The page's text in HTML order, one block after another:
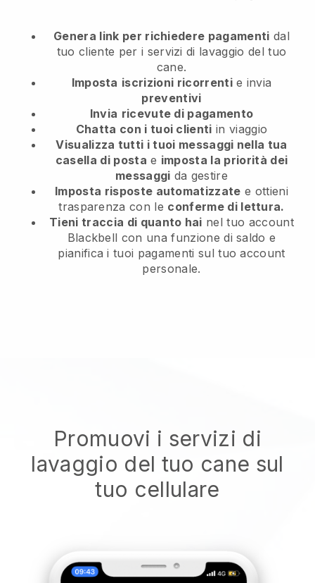
Genera link per richiedere pagamenti dal
tuo cliente per i servizi di lavaggio del tuo
cane.
Imposta iscrizioni ricorrentie invia
preventivi
Invia ricevute di pagamento
Chatta con i tuoi clienti in viaggio
Visualizza tutti i tuoi messaggi nella tua
casella di posta e imposta la priorità dei
messaggi da gestire
Imposta risposte automatizzate e ottieni
trasparenza con le conferme di lettura.
Tieni traccia di quanto hai nel tuo account
Blackbell con una funzione di saldo e
pianifica i tuoi pagamenti sul tuo account
personale.
Promuovi i servizi di
lavaggio del tuo cane sul
tuo cellulare